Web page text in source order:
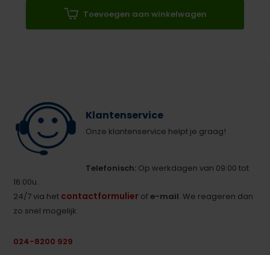
Toevoegen aan winkelwagen
Klantenservice
Onze klantenservice helpt je graag!
Telefonisch: Op werkdagen van 09:00 tot
16:00u.
24/7 via het contactformulier ofe-mail. We reageren dan
zo snel mogelijk.
024-8200 929